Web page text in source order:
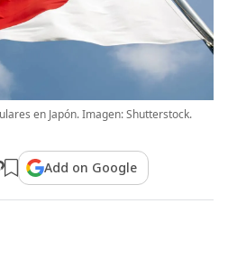
en Japón. Imagen: Shutterstock.
Add on Google